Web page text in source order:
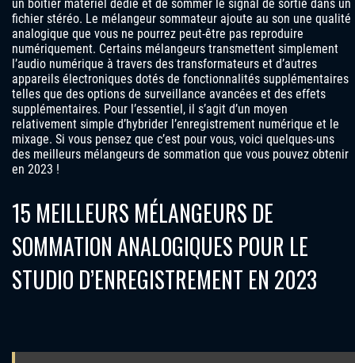
un boîtier matériel dédié et de sommer le signal de sortie dans un
fichier stéréo. Le mélangeur sommateur ajoute au son une qualité
analogique que vous ne pourrez peut-être pas reproduire
numériquement. Certains mélangeurs transmettent simplement
l’audio numérique à travers des transformateurs et d’autres
appareils électroniques dotés de fonctionnalités supplémentaires
telles que des options de surveillance avancées et des effets
supplémentaires. Pour l’essentiel, il s’agit d’un moyen
relativement simple d’hybrider l’enregistrement numérique et le
mixage. Si vous pensez que c’est pour vous, voici quelques-uns
des meilleurs mélangeurs de sommation que vous pouvez obtenir
en 2023 !
15 MEILLEURS MÉLANGEURS DE
SOMMATION ANALOGIQUES POUR LE
STUDIO D’ENREGISTREMENT EN 2023